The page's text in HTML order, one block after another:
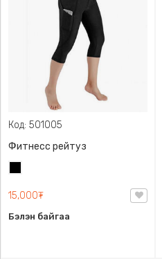
Код: 501005
Фитнесс рейтуз
15,000₮
Бэлэн байгаа